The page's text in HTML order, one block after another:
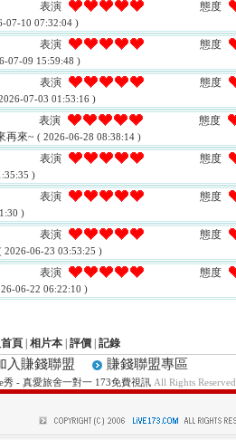
表演 態度
07-10 07:32:04 )
表演 態度
07-09 15:59:48 )
表演 態度
07-03 01:53:16 )
表演 態度
再來~ ( 2026-06-28 08:38:14 )
表演 態度
)
表演 態度
)
表演 態度
2026-06-23 03:53:25 )
表演 態度
06-22 06:22:10 )
頁 相片本 評價 記錄
入賺錢聯盟 賺錢聯盟專區
- 真愛旅舍一對一 173免費視訊 All Rights